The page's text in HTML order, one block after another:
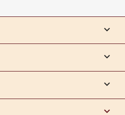



keyboard_arrow_down